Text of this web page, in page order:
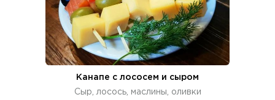
Канапе с лососем и сыром
Сыр, лосось, маслины, оливки